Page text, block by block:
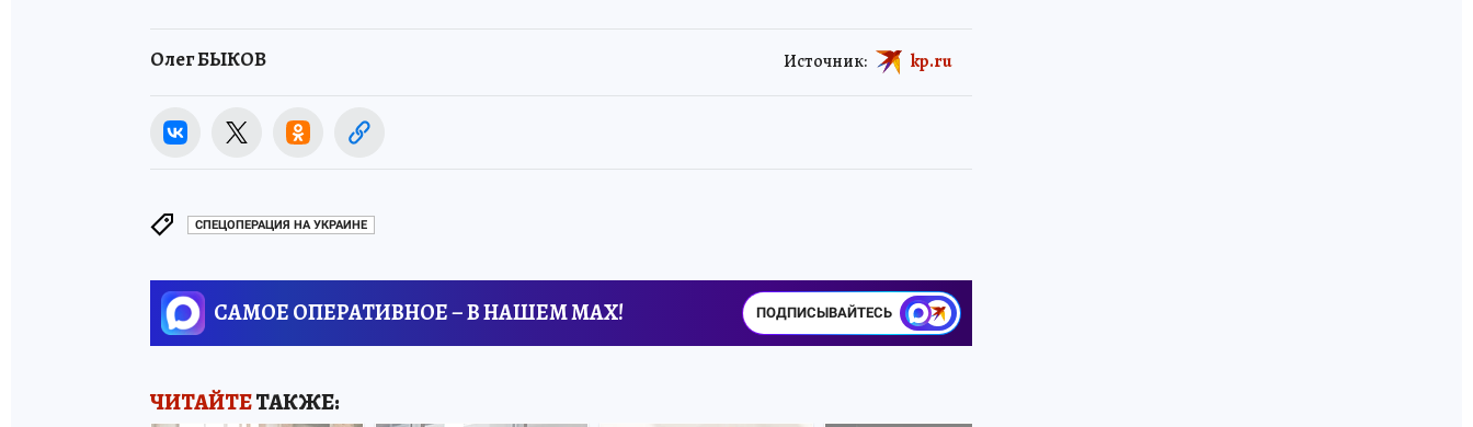
Олег БЫКОВ Источник: kp.ru
СПЕЦОПЕРАЦИЯ НА УКРАИНЕ
САМОЕ ОПЕРАТИВНОЕ – В НАШЕМ MAX! ПОДПИСЫВАЙТЕСЬ
ЧИТАЙТЕТАКЖЕ: